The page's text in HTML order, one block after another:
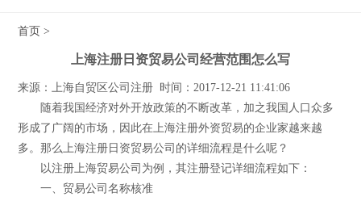
首页 >
上海注册日资贸易公司经营范围怎么写
来源：上海自贸区公司注册 时间：2017-12-21 11:41:06
随着我国经济对外开放政策的不断改革，加之我国人口众多
形成了广阔的市场，因此在上海注册外资贸易的企业家越来越
多。那么上海注册日资贸易公司的详细流程是什么呢？
以注册上海贸易公司为例，其注册登记详细流程如下：
一、贸易公司名称核准